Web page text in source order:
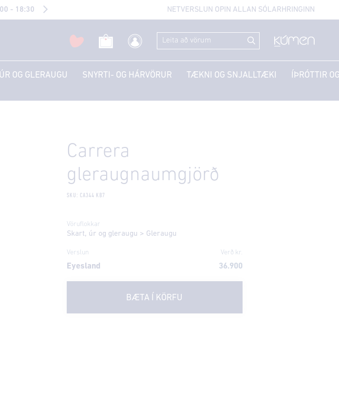
- 18:30 NETVERSLUN OPIN ALLAN SÓLARHRINGINN
OG GLERAUGU SNYRTI- OG HÁRVÖRUR TÆKNI OG SNJALLTÆKI ÍÞRÓTTIR
Carrera
gleraugnaumgjörð
SKU: CA344 KB7
Vöruflokkar
Skart, úr og gleraugu > Gleraugu
Verslun Verð kr.
Eyesland 36.900
BÆTA Í KÖRFU